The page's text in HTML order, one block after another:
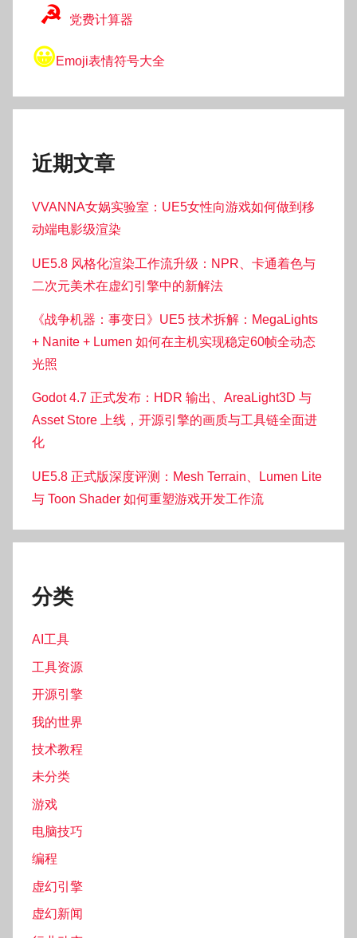
☭ 党费计算器
😀Emoji表情符号大全
近期文章
VVANNA女娲实验室：UE5女性向游戏如何做到移
动端电影级渲染
UE5.8 风格化渲染工作流升级：NPR、卡通着色与
二次元美术在虚幻引擎中的新解法
《战争机器：事变日》UE5 技术拆解：MegaLights
+ Nanite + Lumen 如何在主机实现稳定60帧全动态
光照
Godot 4.7 正式发布：HDR 输出、AreaLight3D 与
Asset Store 上线，开源引擎的画质与工具链全面进
化
UE5.8 正式版深度评测：Mesh Terrain、Lumen Lite
与 Toon Shader 如何重塑游戏开发工作流
分类
AI工具
工具资源
开源引擎
我的世界
技术教程
未分类
游戏
电脑技巧
编程
虚幻引擎
虚幻新闻